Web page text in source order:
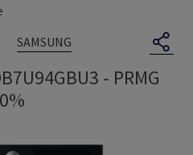
SAMSUNG
- PRMG